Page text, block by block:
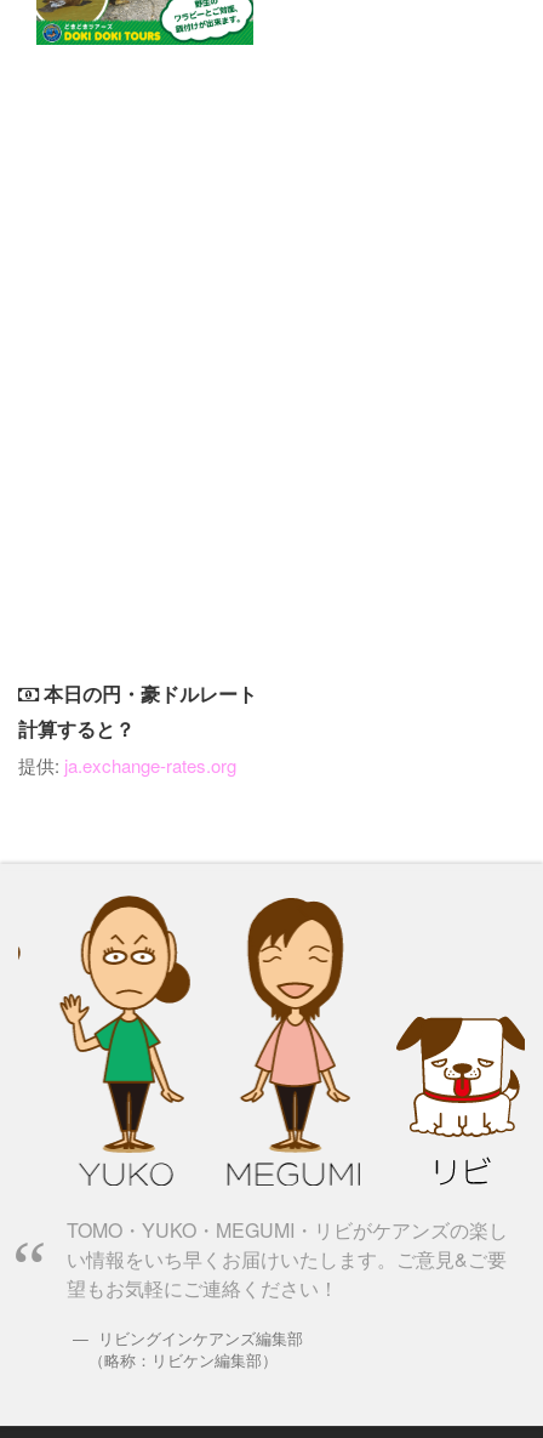
本日の円・豪ドルレート
計算すると？
提供: ja.exchange-rates.org
TOMO・YUKO・MEGUMI・リビがケアンズの楽し
い情報をいち早くお届けいたします。ご意見&ご要
望もお気軽にご連絡ください！
リビングインケアンズ編集部
（略称：リビケン編集部）